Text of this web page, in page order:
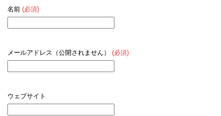
名前 (必須)
メールアドレス（公開されません） (必須)
ウェブサイト